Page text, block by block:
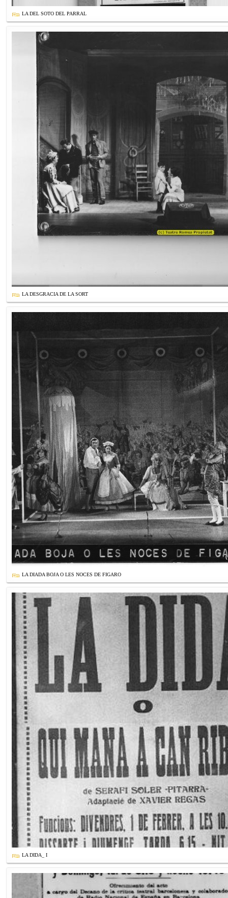
LA DEL SOTO DEL PARRAL
LA DESGRACIA DE LA SORT
LA DIADA BOJA O LES NOCES DE FIGARO
LA DIDA_ I